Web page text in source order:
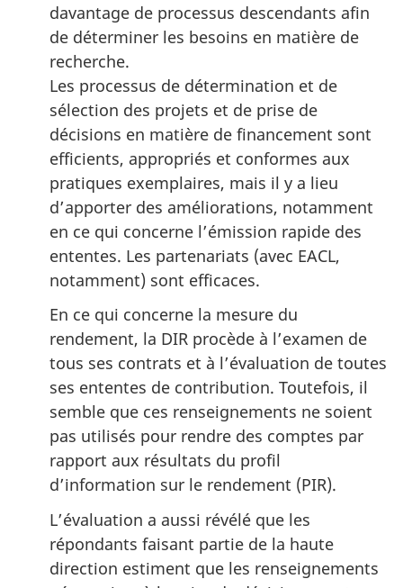
davantage de processus descendants afin
de déterminer les besoins en matière de
recherche.
Les processus de détermination et de
sélection des projets et de prise de
décisions en matière de financement sont
efficients, appropriés et conformes aux
pratiques exemplaires, mais il y a lieu
d’apporter des améliorations, notamment
en ce qui concerne l’émission rapide des
ententes. Les partenariats (avec EACL,
notamment) sont efficaces.
En ce qui concerne la mesure du
rendement, la DIR procède à l’examen de
tous ses contrats et à l’évaluation de toutes
ses ententes de contribution. Toutefois, il
semble que ces renseignements ne soient
pas utilisés pour rendre des comptes par
rapport aux résultats du profil
d’information sur le rendement (PIR).
L’évaluation a aussi révélé que les
répondants faisant partie de la haute
direction estiment que les renseignements